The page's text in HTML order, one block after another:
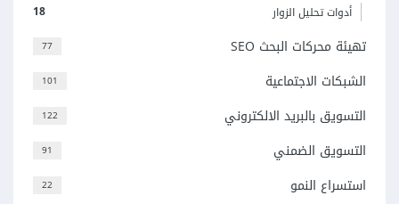
18 أدوات تحليل الزوار
77 تهيئة محركات البحث SEO
101 الشبكات الاجتماعية
122 التسويق بالبريد الالكتروني
91 التسويق الضمني
22 استسراع النمو